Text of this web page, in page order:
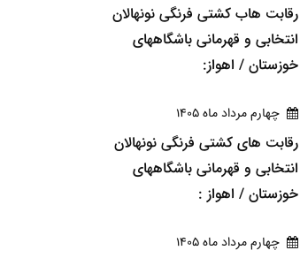
رقابت هاب کشتی فرنگی نونهالان
انتخابی و قهرمانی باشگاههای
خوزستان / اهواز:
چهارم مرداد ماه 1405
رقابت های کشتی فرنگی نونهالان
انتخابی و قهرمانی باشگاههای
خوزستان / اهواز :
چهارم مرداد ماه 1405